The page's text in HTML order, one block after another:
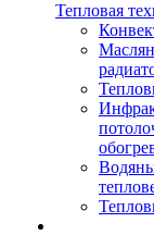
Тепловая